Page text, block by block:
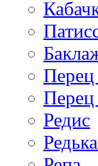
Перец
Редис